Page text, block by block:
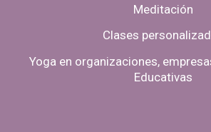
Meditación
Clases
Yoga en organizaciones,
Educativas